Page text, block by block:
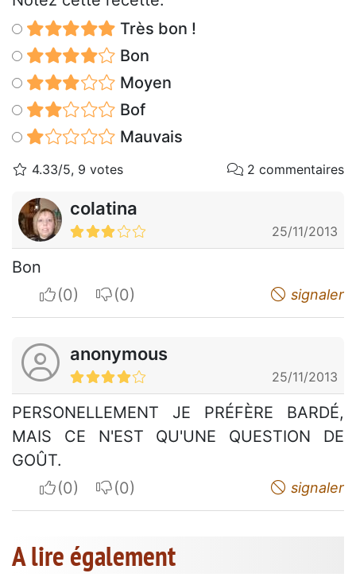
Très bon !
Bon
Moyen
Bof
Mauvais
4.33/5, 9 votes 2 commentaires
colatina
25/11/2013
Bon
I apreciateI do not appreciate signaler
anonymous
25/11/2013
PERSONELLEMENT JE PRÉFÈRE BARDÉ,
MAIS CE N'EST QU'UNE QUESTION DE
GOÛT.
I apreciateI do not appreciate signaler
A lire également